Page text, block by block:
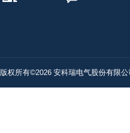
版权所有©2026 安科瑞电气股份有限